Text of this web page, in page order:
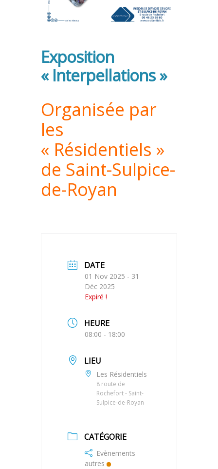
Exposition
« Interpellations »
Organisée par
les
« Résidentiels »
de Saint-Sulpice-
de-Royan
DATE
01 Nov 2025 - 31
Déc 2025
Expiré !
HEURE
08:00 - 18:00
LIEU
Les Résidentiels
8 route de
Rochefort - Saint-
Sulpice-de-Royan
CATÉGORIE
Evènements
autres